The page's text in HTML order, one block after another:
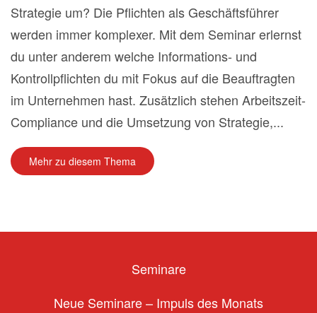
Strategie um? Die Pflichten als Geschäftsführer
werden immer komplexer. Mit dem Seminar erlernst
du unter anderem welche Informations- und
Kontrollpflichten du mit Fokus auf die Beauftragten
im Unternehmen hast. Zusätzlich stehen Arbeitszeit-
Compliance und die Umsetzung von Strategie,...
Mehr zu diesem Thema
Seminare
Neue Seminare – Impuls des Monats